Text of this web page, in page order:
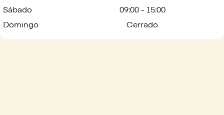
Sábado
09:00 - 15:00
Domingo
Cerrado